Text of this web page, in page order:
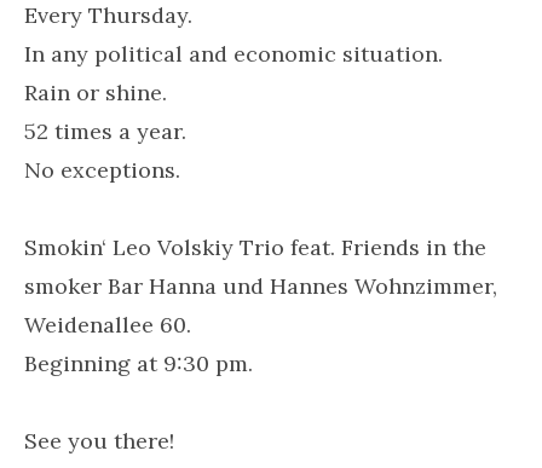
Every Thursday.
In any political and economic situation.
Rain or shine.
52 times a year.
No exceptions.
Smokin‘ Leo Volskiy Trio feat. Friends in the
smoker Bar Hanna und Hannes Wohnzimmer,
Weidenallee 60.
Beginning at 9:30 pm.
See you there!